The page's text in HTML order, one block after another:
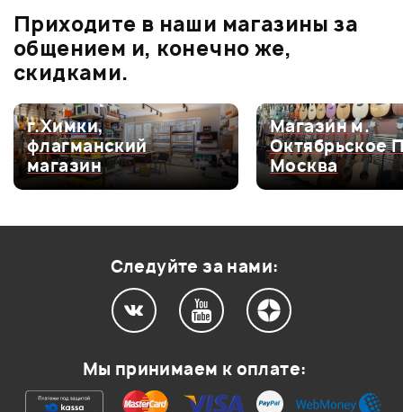
0.0
Оценка5
0
Оценка4
0
Оценка3
0
Ваша оценка:
Приходите в наши магазины за
общением и, конечно же,
скидками.
г.Химки,
флагманский
магазин
Магазин м.
Октябрьское
Москва
Следуйте за нами:
Мы принимаем к оплате: